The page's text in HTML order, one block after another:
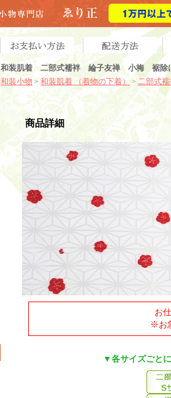
和装肌着 二部式襦袢 綸子友禅 小梅 裾除
和装小物 > 和装肌着 （着物の下着） > 二部式
商品詳細
お
※お
▼各サイズごと